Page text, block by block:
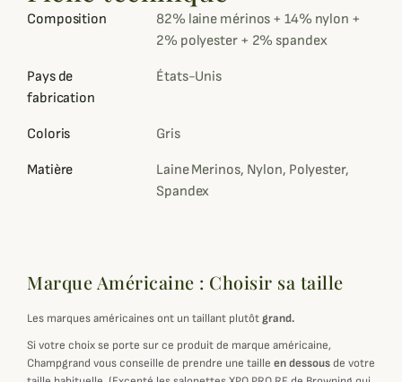
Composition
82% laine mérinos + 14% nylon +
2% polyester + 2% spandex
Pays de
fabrication
États-Unis
Coloris Gris
Matière
Laine Merinos, Nylon, Polyester,
Spandex
Marque Américaine : Choisir sa taille
Les marques américaines ont un taillant plutôt grand.
Si votre choix se porte sur ce produit de marque américaine,
Champgrand vous conseille de prendre une taille en dessousde votre